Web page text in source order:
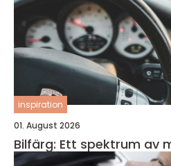
inspiration
01. August 2026
Bilfärg: Ett spektrum av